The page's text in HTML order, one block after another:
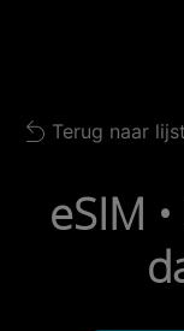
Back to list
Terug naar lijst
eSIM